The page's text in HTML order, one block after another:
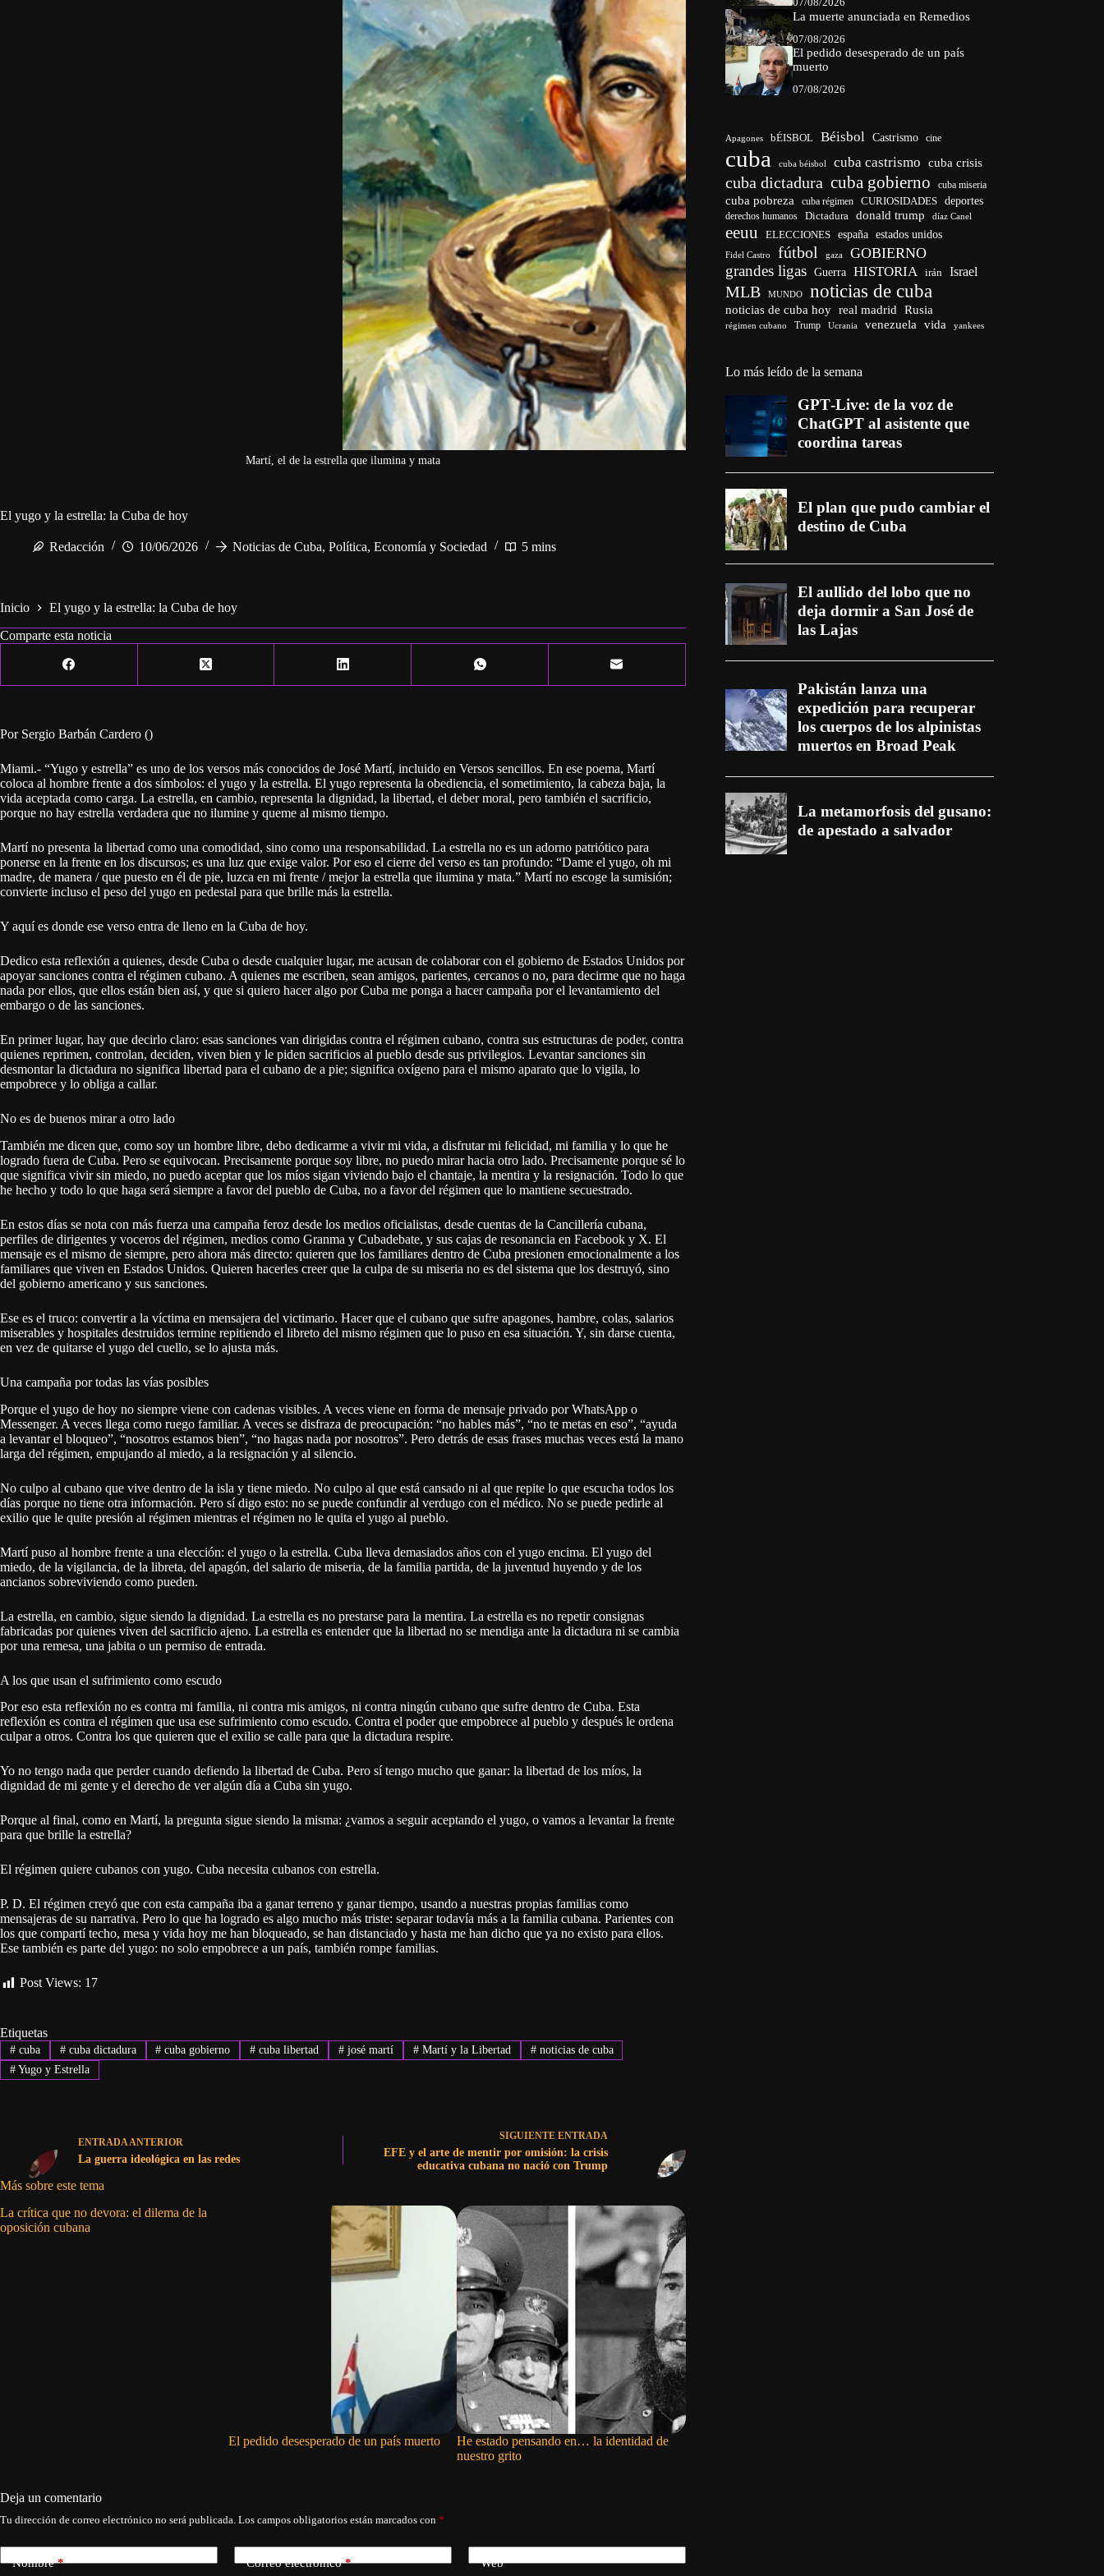
Martí, el de la estrella que ilumina y mata
El yugo y la estrella: la Cuba de hoy
Redacción 10/06/2026 Noticias de Cuba, Política, Economía y Sociedad 5 mins
Inicio
El yugo y la estrella: la Cuba de hoy
Comparte esta noticia
Por Sergio Barbán Cardero ()
Miami.- “Yugo y estrella” es uno de los versos más conocidos de José Martí, incluido en Versos sencillos. En ese poema, Martí
coloca al hombre frente a dos símbolos: el yugo y la estrella. El yugo representa la obediencia, el sometimiento, la cabeza baja, la
vida aceptada como carga. La estrella, en cambio, representa la dignidad, la libertad, el deber moral, pero también el sacrificio,
porque no hay estrella verdadera que no ilumine y queme al mismo tiempo.
Martí no presenta la libertad como una comodidad, sino como una responsabilidad. La estrella no es un adorno patriótico para
ponerse en la frente en los discursos; es una luz que exige valor. Por eso el cierre del verso es tan profundo: “Dame el yugo, oh mi
madre, de manera / que puesto en él de pie, luzca en mi frente / mejor la estrella que ilumina y mata.” Martí no escoge la sumisión;
convierte incluso el peso del yugo en pedestal para que brille más la estrella.
Y aquí es donde ese verso entra de lleno en la Cuba de hoy.
Dedico esta reflexión a quienes, desde Cuba o desde cualquier lugar, me acusan de colaborar con el gobierno de Estados Unidos por
apoyar sanciones contra el régimen cubano. A quienes me escriben, sean amigos, parientes, cercanos o no, para decirme que no haga
nada por ellos, que ellos están bien así, y que si quiero hacer algo por Cuba me ponga a hacer campaña por el levantamiento del
embargo o de las sanciones.
En primer lugar, hay que decirlo claro: esas sanciones van dirigidas contra el régimen cubano, contra sus estructuras de poder, contra
quienes reprimen, controlan, deciden, viven bien y le piden sacrificios al pueblo desde sus privilegios. Levantar sanciones sin
desmontar la dictadura no significa libertad para el cubano de a pie; significa oxígeno para el mismo aparato que lo vigila, lo
empobrece y lo obliga a callar.
No es de buenos mirar a otro lado
También me dicen que, como soy un hombre libre, debo dedicarme a vivir mi vida, a disfrutar mi felicidad, mi familia y lo que he
logrado fuera de Cuba. Pero se equivocan. Precisamente porque soy libre, no puedo mirar hacia otro lado. Precisamente porque sé lo
que significa vivir sin miedo, no puedo aceptar que los míos sigan viviendo bajo el chantaje, la mentira y la resignación. Todo lo que
he hecho y todo lo que haga será siempre a favor del pueblo de Cuba, no a favor del régimen que lo mantiene secuestrado.
En estos días se nota con más fuerza una campaña feroz desde los medios oficialistas, desde cuentas de la Cancillería cubana,
perfiles de dirigentes y voceros del régimen, medios como Granma y Cubadebate, y sus cajas de resonancia en Facebook y X. El
mensaje es el mismo de siempre, pero ahora más directo: quieren que los familiares dentro de Cuba presionen emocionalmente a los
familiares que viven en Estados Unidos. Quieren hacerles creer que la culpa de su miseria no es del sistema que los destruyó, sino
del gobierno americano y sus sanciones.
Ese es el truco: convertir a la víctima en mensajera del victimario. Hacer que el cubano que sufre apagones, hambre, colas, salarios
miserables y hospitales destruidos termine repitiendo el libreto del mismo régimen que lo puso en esa situación. Y, sin darse cuenta,
en vez de quitarse el yugo del cuello, se lo ajusta más.
Una campaña por todas las vías posibles
Porque el yugo de hoy no siempre viene con cadenas visibles. A veces viene en forma de mensaje privado por WhatsApp o
Messenger. A veces llega como ruego familiar. A veces se disfraza de preocupación: “no hables más”, “no te metas en eso”, “ayuda
a levantar el bloqueo”, “nosotros estamos bien”, “no hagas nada por nosotros”. Pero detrás de esas frases muchas veces está la mano
larga del régimen, empujando al miedo, a la resignación y al silencio.
No culpo al cubano que vive dentro de la isla y tiene miedo. No culpo al que está cansado ni al que repite lo que escucha todos los
días porque no tiene otra información. Pero sí digo esto: no se puede confundir al verdugo con el médico. No se puede pedirle al
exilio que le quite presión al régimen mientras el régimen no le quita el yugo al pueblo.
Martí puso al hombre frente a una elección: el yugo o la estrella. Cuba lleva demasiados años con el yugo encima. El yugo del
miedo, de la vigilancia, de la libreta, del apagón, del salario de miseria, de la familia partida, de la juventud huyendo y de los
ancianos sobreviviendo como pueden.
La estrella, en cambio, sigue siendo la dignidad. La estrella es no prestarse para la mentira. La estrella es no repetir consignas
fabricadas por quienes viven del sacrificio ajeno. La estrella es entender que la libertad no se mendiga ante la dictadura ni se cambia
por una remesa, una jabita o un permiso de entrada.
A los que usan el sufrimiento como escudo
Por eso esta reflexión no es contra mi familia, ni contra mis amigos, ni contra ningún cubano que sufre dentro de Cuba. Esta
reflexión es contra el régimen que usa ese sufrimiento como escudo. Contra el poder que empobrece al pueblo y después le ordena
culpar a otros. Contra los que quieren que el exilio se calle para que la dictadura respire.
Yo no tengo nada que perder cuando defiendo la libertad de Cuba. Pero sí tengo mucho que ganar: la libertad de los míos, la
dignidad de mi gente y el derecho de ver algún día a Cuba sin yugo.
Porque al final, como en Martí, la pregunta sigue siendo la misma: ¿vamos a seguir aceptando el yugo, o vamos a levantar la frente
para que brille la estrella?
El régimen quiere cubanos con yugo. Cuba necesita cubanos con estrella.
P. D. El régimen creyó que con esta campaña iba a ganar terreno y ganar tiempo, usando a nuestras propias familias como
mensajeras de su narrativa. Pero lo que ha logrado es algo mucho más triste: separar todavía más a la familia cubana. Parientes con
los que compartí techo, mesa y vida hoy me han bloqueado, se han distanciado y hasta me han dicho que ya no existo para ellos.
Ese también es parte del yugo: no solo empobrece a un país, también rompe familias.
Post Views: 17
Etiquetas
#cuba #cuba dictadura # cuba gobierno # cuba libertad # josé martí #Martí y la Libertad #noticias de cuba
#Yugo y Estrella
ENTRADAANTERIOR
La guerra ideológica en las redes
SIGUIENTE ENTRADA
EFE y el arte de mentir por omisión: la crisis
educativa cubana no nació con Trump
Más sobre este tema
La crítica que no devora: el dilema de la
oposición cubana
El pedido desesperado de un país muerto
He estado pensando en… la identidad de
nuestro grito
Deja un comentario
Tu dirección de correo electrónico no será publicada. Los campos obligatorios están marcados con *
Nombre* Correo electrónico* Web
La muerte anunciada en Remedios
07/08/2026
El pedido desesperado de un país
muerto
07/08/2026
Apagones bÉISBOL Béisbol Castrismo cine
cuba cuba béisbol cuba castrismo cuba crisis
cuba dictadura cuba gobierno cuba miseria
cuba pobreza cuba régimen CURIOSIDADES deportes
derechos humanos Dictadura donald trump díaz Canel
eeuu ELECCIONES españa estados unidos
Fidel Castro fútbol gaza GOBIERNO
grandes ligas Guerra HISTORIA irán Israel
MLB MUNDO noticias de cuba
noticias de cuba hoy real madrid Rusia
régimen cubano Trump Ucrania venezuela vida yankees
Lo más leído de la semana